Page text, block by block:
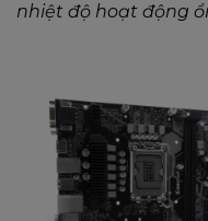
nhiệt độ hoạt động